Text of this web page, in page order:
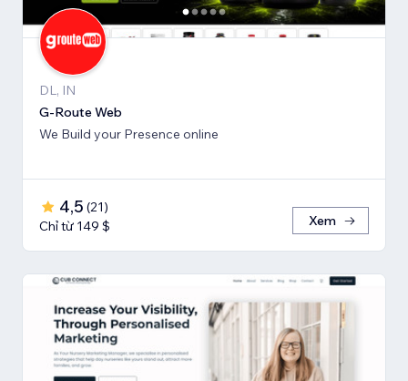
DL, IN
G-Route Web
We Build your Presence online
4,5 (21)
Chỉ từ 149 $
Xem